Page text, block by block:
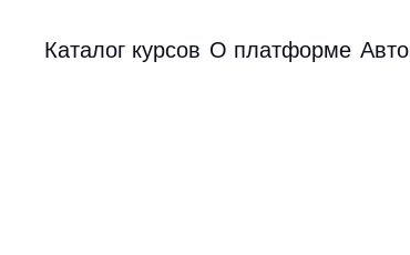
Каталог курсов О платформе